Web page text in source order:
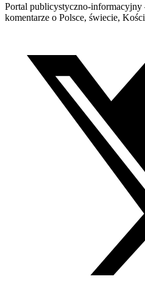
Portal publicystyczno-
komentarze o Polsce, świecie,